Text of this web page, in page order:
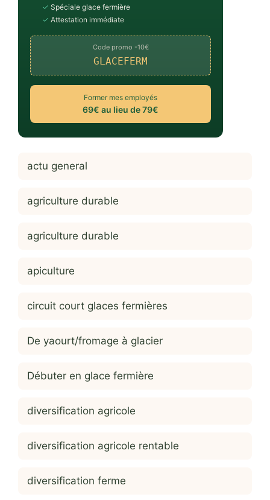
✓ Spéciale glace fermière
✓ Attestation immédiate
Code promo -10€
GLACEFERM
Former mes employés
69€ au lieu de 79€
actu general
agriculture durable
agriculture durable
apiculture
circuit court glaces fermières
De yaourt/fromage à glacier
Débuter en glace fermière
diversification agricole
diversification agricole rentable
diversification ferme